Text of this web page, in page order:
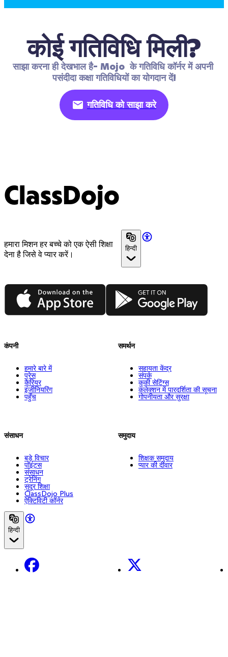
कोई गतिविधि मिली?
साझा करना ही देखभाल है- Mojo  के गतिविधि कॉर्नर में अपनी
पसंदीदा कक्षा गतिविधियों का योगदान दें!
गतिविधि को साझा करे
ClassDojo
हमारा मिशन हर बच्चे को एक ऐसी शिक्षा
देना है जिसे वे प्यार करें।
हिन्दी
App Store Google Play
कंपनी
हमारे बारे में
प्रेस
कैरियर
इंजीनियरिंग
पहुँच
संसाधन
बड़े विचार
पॉइंट्स
संसाधन
ट्रेनिंग
सुदूर शिक्षा
ClassDojo Plus
ऐक्टिविटी कॉर्नर
समर्थन
सहायता केंद्र
संपर्क
कुकी सेटिंग्स
कलेक्शन में पारदर्शिता की सूचना
गोपनीयता और सुरक्षा
समुदाय
शिक्षक समुदाय
प्यार की दीवार
हिन्दी
Facebook X